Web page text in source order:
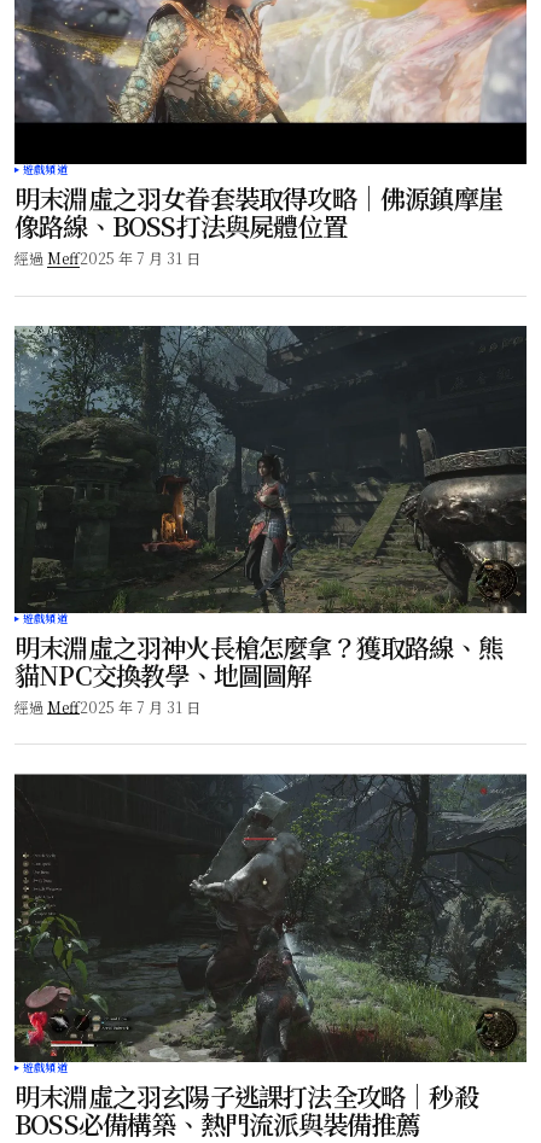
遊戲頻道
明末淵虛之羽女眷套裝取得攻略｜佛源鎮摩崖
像路線、BOSS打法與屍體位置
經過 Meff2025 年 7 月 31 日
遊戲頻道
明末淵虛之羽神火長槍怎麼拿？獲取路線、熊
貓NPC交換教學、地圖圖解
經過 Meff2025 年 7 月 31 日
遊戲頻道
明末淵虛之羽玄陽子逃課打法全攻略｜秒殺
BOSS必備構築、熱門流派與裝備推薦